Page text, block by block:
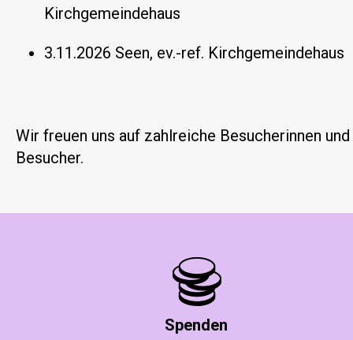
Kirchgemeindehaus
3.11.2026 Seen, ev.-ref. Kirchgemeindehaus
Wir freuen uns auf zahlreiche Besucherinnen und
Besucher.
Spenden